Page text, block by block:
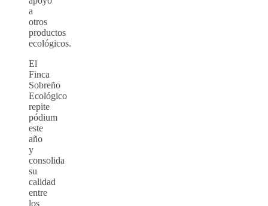
a
otros
productos
ecológicos.
El
Finca
Sobreño
Ecológico
repite
pódium
este
año
y
consolida
su
calidad
entre
los